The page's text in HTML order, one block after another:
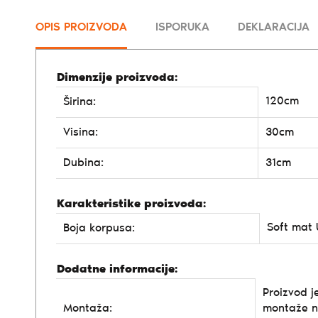
OPIS PROIZVODA ISPORUKA DEKLARACIJA
Dimenzije proizvoda:
Širina:
120cm
Visina: 30cm
Dubina: 31cm
Karakteristike proizvoda:
Boja korpusa:
Soft mat
Dodatne informacije:
Montaža:
Proizvod
montaže